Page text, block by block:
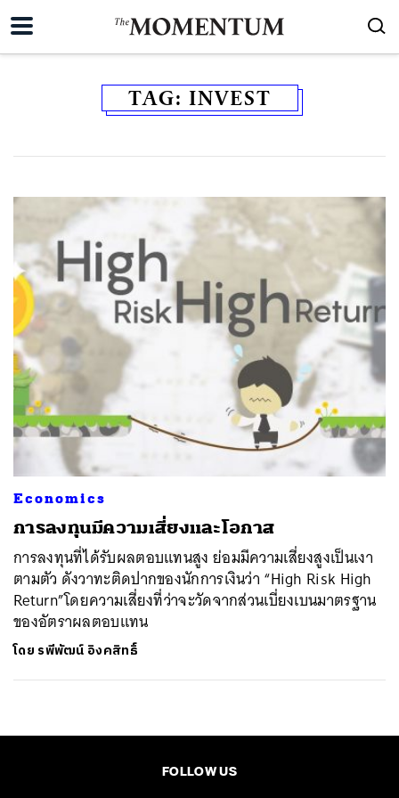
TAG: INVEST
Economics
การลงทุนมีความเสี่ยงและโอกาส
การลงทุนที่ได้รับผลตอบแทนสูง ย่อมมีความเสี่ยงสูงเป็นเงา
ตามตัว ดังวาทะติดปากของนักการเงินว่า “High Risk High
Return”โดยความเสี่ยงที่ว่าจะวัดจากส่วนเบี่ยงเบนมาตรฐาน
ของอัตราผลตอบแทน
โดย รพีพัฒน์ อิงคสิทธิ์
FOLLOW US
ค้นหา
LINE EMAIL